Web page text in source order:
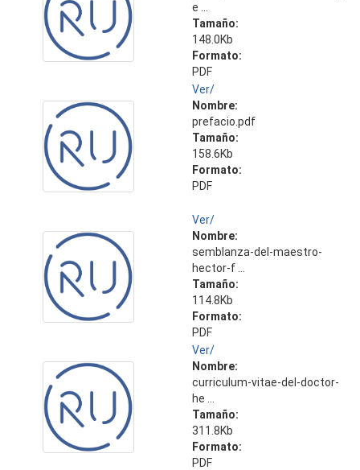
e ...
Tamaño:
148.0Kb
Formato:
PDF
Ver/
Nombre:
prefacio.pdf
Tamaño:
158.6Kb
Formato:
PDF
Ver/
Nombre:
semblanza-del-maestro-
hector-f ...
Tamaño:
114.8Kb
Formato:
PDF
Ver/
Nombre:
curriculum-vitae-del-doctor-
he ...
Tamaño:
311.8Kb
Formato:
PDF